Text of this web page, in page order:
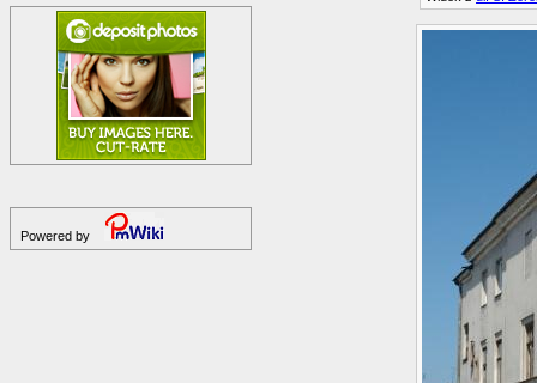
Powered by